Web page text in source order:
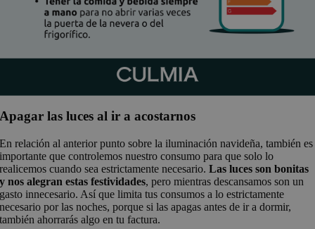
Apagar las luces al ir a acostarnos
En relación al anterior punto sobre la iluminación navideña, también es
importante que controlemos nuestro consumo para que solo lo
realicemos cuando sea estrictamente necesario.Las luces son bonitas
y nos alegran estas festividades, pero mientras descansamos son un
gasto innecesario. Así que limita tus consumos a lo estrictamente
necesario por las noches, porque si las apagas antes de ir a dormir,
también ahorrarás algo en tu factura.